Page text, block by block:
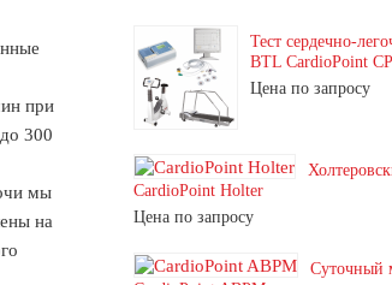
при
300
мы
на
Тест сердечно-
BTL CardioPoint
Цена по запросу
CardioPoint Holter
Цена по запросу
Суточный